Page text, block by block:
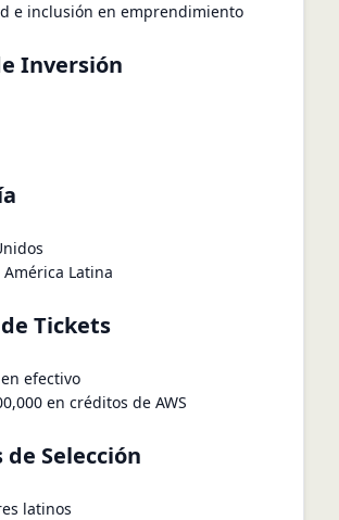
e inclusión en emprendimiento
Inversión
América Latina
Tickets
efectivo
en créditos de AWS
Selección
latinos